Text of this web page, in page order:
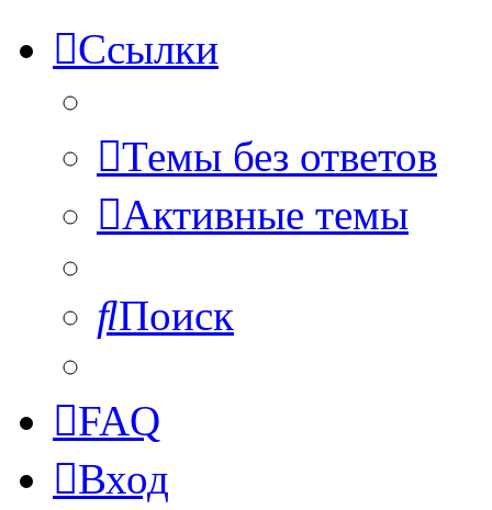
Ссылки
Темы без ответов
Активные темы
Поиск
FAQ
Вход